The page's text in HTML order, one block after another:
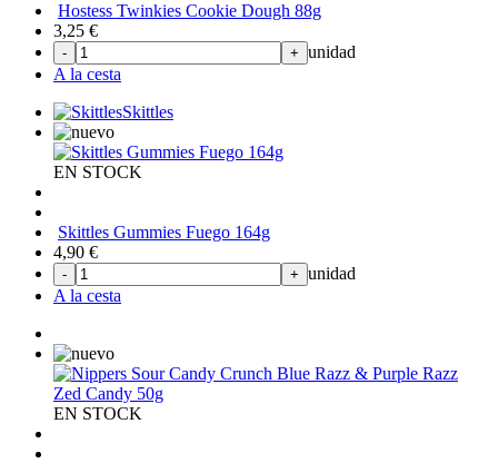
Hostess Twinkies Cookie Dough 88g
3,25 €
- + unidad
A la cesta
Skittles
EN STOCK
Skittles Gummies Fuego 164g
4,90 €
- + unidad
A la cesta
EN STOCK